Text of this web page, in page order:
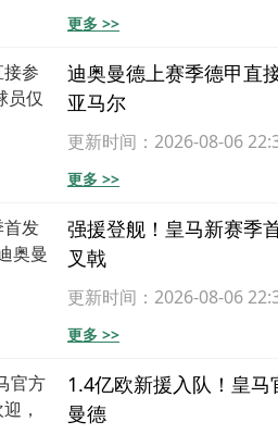
更多 >>
迪奥曼德上赛季德甲直
亚马尔
更新时间：2026-08-06
更多 >>
强援登舰！皇马新赛季
叉戟
更新时间：2026-08-06
更多 >>
1.4亿欧新援入队！皇
曼德